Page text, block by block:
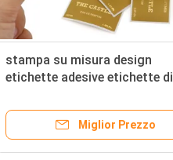
stampa su misura design
etichette adesive etichette di
Miglior Prezzo